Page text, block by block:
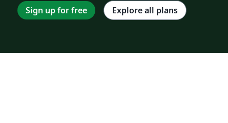
Sign up for free Explore all plans